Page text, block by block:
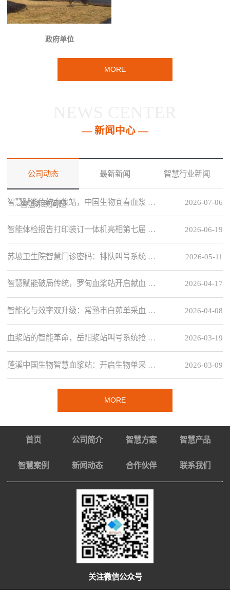
政府单位
MORE
— 新闻中心 —
公司动态 最新新闻 智慧行业新闻
智慧系统问题 2026-07-06
智慧赋能传统血浆站，中国生物宜春血浆 …
2026-06-19
智能体检报告打印装订一体机亮相第七届 …
2026-05-11
苏坡卫生院智慧门诊密码：排队叫号系统 …
2026-04-17
智慧赋能破局传统，罗甸血浆站开启献血 …
2026-04-08
智能化与效率双升级：常熟市白茆单采血 …
2026-03-19
血浆站的智能革命，岳阳浆站叫号系统抢 …
2026-03-09
蓬溪中国生物智慧血浆站：开启生物单采 …
MORE
首页 公司简介 智慧方案 智慧产品
智慧案例 新闻动态 合作伙伴 联系我们
关注微信公众号